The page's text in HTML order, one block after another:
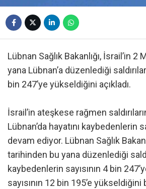
Lübnan Sağlık Bakanlığı, İsrail’in
yana Lübnan’a düzenlediği
bin 247’ye yükseldiğini açıkladı.
İsrail’in ateşkese rağmen
Lübnan’da hayatını kaybedenlerin
devam ediyor. Lübnan Sağlık
tarihinden bu yana düzenlediği
kaybedenlerin sayısının 4 bin
sayısının 12 bin 195’e yükseldiğini